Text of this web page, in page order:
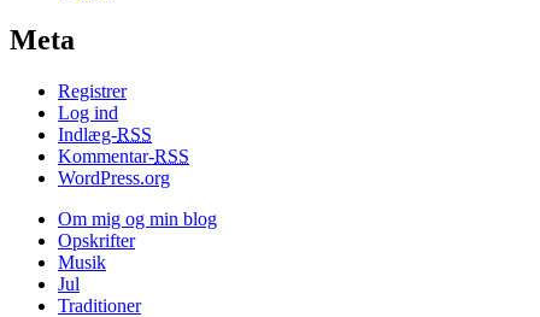
Meta
Registrer
Log ind
Indlæg-RSS
Kommentar-RSS
WordPress.org
Om mig og min blog
Opskrifter
Musik
Jul
Traditioner